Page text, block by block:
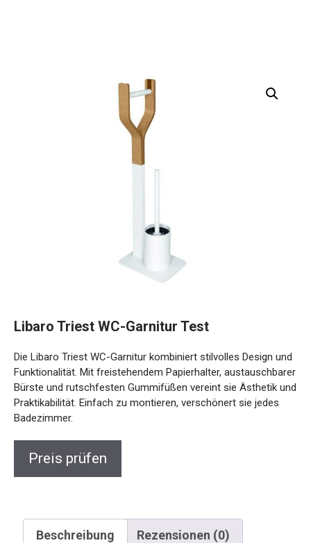
Libaro Triest WC-Garnitur Test
Die Libaro Triest WC-Garnitur kombiniert stilvolles Design und
Funktionalität. Mit freistehendem Papierhalter, austauschbarer
Bürste und rutschfesten Gummifüßen vereint sie Ästhetik und
Praktikabilität. Einfach zu montieren, verschönert sie jedes
Badezimmer.
Preis prüfen
Beschreibung Rezensionen (0)